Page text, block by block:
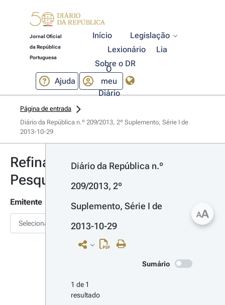
Jornal Oficial
da República
Portuguesa
Início
Legislação
Lexionário
Lia
Sobre o DR
Ajuda
O
meu
Diário
Página de entrada
Diário da República n.º 209/2013, 2º Suplemento, Série I de
2013-10-29
Refinar
Pesquisa
Emitente
Selecionar
Diário da República n.º
209/2013, 2º
Suplemento, Série I de
2013-10-29
Sumário
1 de 1
resultado
AA